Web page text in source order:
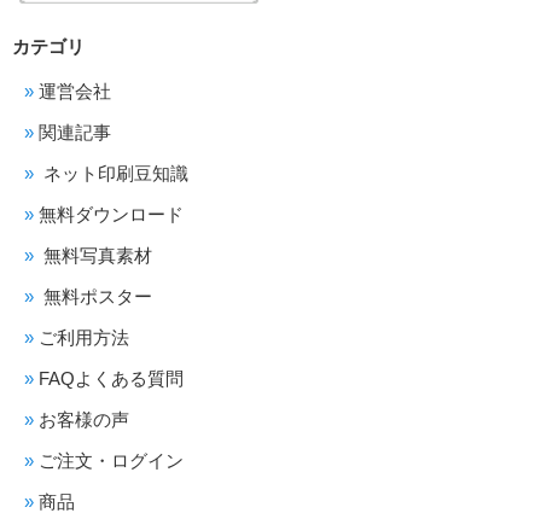
カテゴリ
運営会社
関連記事
ネット印刷豆知識
無料ダウンロード
無料写真素材
無料ポスター
ご利用方法
FAQよくある質問
お客様の声
ご注文・ログイン
商品